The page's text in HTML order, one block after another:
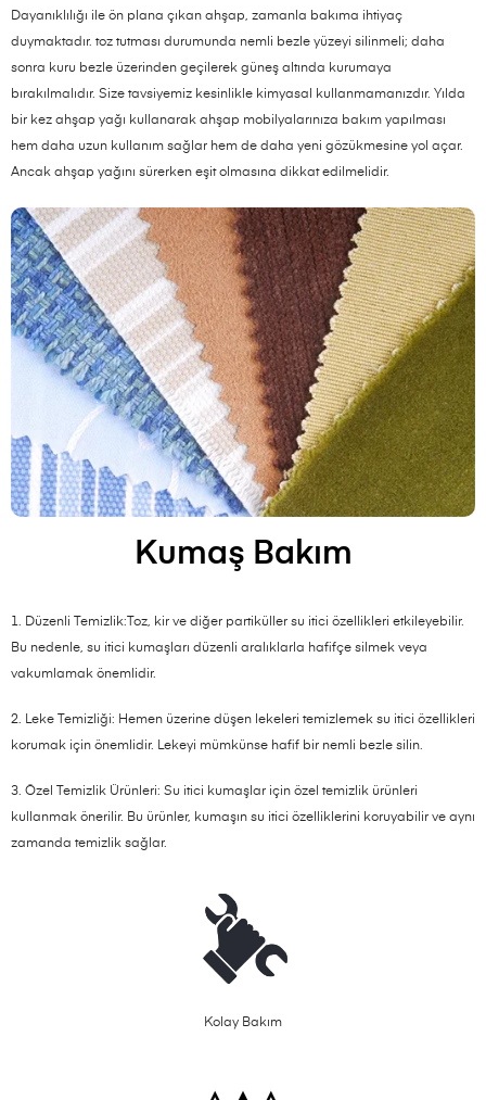
Dayanıklılığı ile ön plana çıkan ahşap, zamanla bakıma ihtiyaç
duymaktadır. toz tutması durumunda nemli bezle yüzeyi silinmeli; daha
sonra kuru bezle üzerinden geçilerek güneş altında kurumaya
bırakılmalıdır. Size tavsiyemiz kesinlikle kimyasal kullanmamanızdır. Yılda
bir kez ahşap yağı kullanarak ahşap mobilyalarınıza bakım yapılması
hem daha uzun kullanım sağlar hem de daha yeni gözükmesine yol açar.
Ancak ahşap yağını sürerken eşit olmasına dikkat edilmelidir.
Kumaş Bakım
1. Düzenli Temizlik:Toz, kir ve diğer partiküller su itici özellikleri etkileyebilir.
Bu nedenle, su itici kumaşları düzenli aralıklarla hafifçe silmek veya
vakumlamak önemlidir.
2. Leke Temizliği: Hemen üzerine düşen lekeleri temizlemek su itici özellikleri
korumak için önemlidir. Lekeyi mümkünse hafif bir nemli bezle silin.
3. Özel Temizlik Ürünleri: Su itici kumaşlar için özel temizlik ürünleri
kullanmak önerilir. Bu ürünler, kumaşın su itici özelliklerini koruyabilir ve aynı
zamanda temizlik sağlar.
Kolay Bakım